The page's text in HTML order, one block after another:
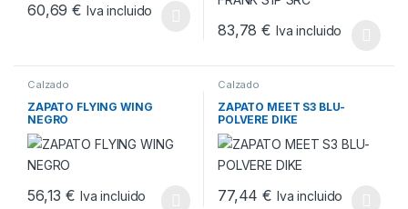
60,69€ Iva incluido
Este producto tiene múltiples variantes. Las opciones se
83,78€ Iva incluido
Calzado
ZAPATO FLYING WING
NEGRO
56,13€ Iva incluido
Calzado
ZAPATO MEET S3 BLU-
POLVERE DIKE
77,44€ Iva incluido